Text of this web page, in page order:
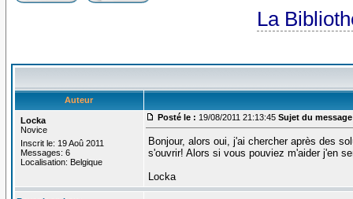
La
Auteur
Locka
Novice
Inscrit le: 19 Aoû 2011
Messages: 6
Localisation: Belgique
Posté le : 19/08/2011 21:13:45 Sujet du
Bonjour, alors oui, j'ai chercher après des
s'ouvrir! Alors si vous pouviez m'aider j'en
Locka